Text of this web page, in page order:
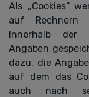
Als „Cookies“
auf Rechnern
Innerhalb der
Angaben
dazu, die
auf dem das
auch nach